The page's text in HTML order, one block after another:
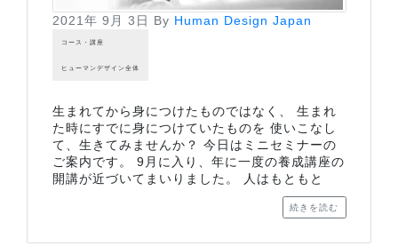
2021年 9月 3日 By Human Design Japan
コース・講座
ヒューマンデザイン全体
生まれてから身につけたものではなく、 生まれ
た時にすでに身につけていたものを 使いこなし
て、生きてみませんか？ 今日はミニセミナーの
ご案内です。 9月に入り、年に一度の養成講座の
開講が近づいてまいりました。 人はもともと
続きを読む